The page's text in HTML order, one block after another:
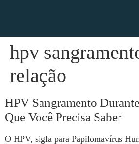
hpv
relação
HPV Sangramento
Que Você Precisa Saber
O HPV, sigla para Papilomavírus